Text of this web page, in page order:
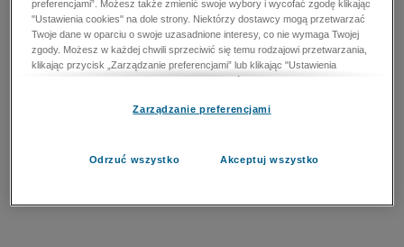
preferencjami”. Możesz także zmienić swoje wybory i wycofać zgodę klikając
"Ustawienia cookies" na dole strony. Niektórzy dostawcy mogą przetwarzać
Twoje dane w oparciu o swoje uzasadnione interesy, co nie wymaga Twojej
zgody. Możesz w każdej chwili sprzeciwić się temu rodzajowi przetwarzania,
klikając przycisk „Zarządzanie preferencjami” lub klikając "Ustawienia
cookies" na dole strony. Nie możesz sprzeciwić się przetwarzaniu przez
zapobiegania oszustwom i naprawiania błędów, a w tym celu mogą zostać
przetwarzaniu danych osobowych w celu dostarczania i prezentacji reklam i
Zarządzanie preferencjami
Odrzuć wszystko Akceptuj wszystko